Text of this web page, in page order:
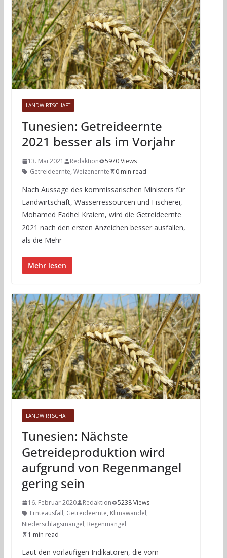
LANDWIRTSCHAFT
Tunesien: Getreideernte
2021 besser als im Vorjahr
13. Mai 2021 Redaktion
5970 Views
Getreideernte, Weizenernte 0 min read
Nach Aussage des kommissarischen Ministers für
Landwirtschaft, Wasserressourcen und Fischerei,
Mohamed Fadhel Kraiem, wird die Getreideernte
2021 nach den ersten Anzeichen besser ausfallen,
als die Mehr
Mehr lesen
LANDWIRTSCHAFT
Tunesien: Nächste
Getreideproduktion wird
aufgrund von Regenmangel
gering sein
16. Februar 2020 Redaktion
5238 Views
Ernteausfall, Getreideernte, Klimawandel,
Niederschlagsmangel, Regenmangel
1 min read
Laut den vorläufigen Indikatoren, die vom